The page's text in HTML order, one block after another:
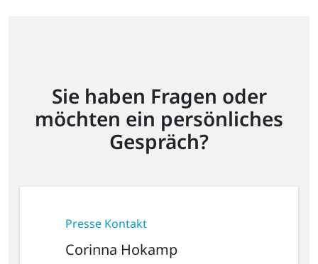
Sie haben Fragen oder
möchten ein persönliches
Gespräch?
Presse Kontakt
Corinna Hokamp